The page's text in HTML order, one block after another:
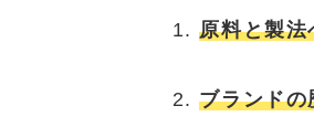
原料と製法
ブランドの